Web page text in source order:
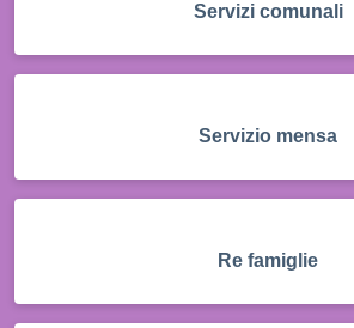
Servizi comunali
Servizio mensa
Re famiglie